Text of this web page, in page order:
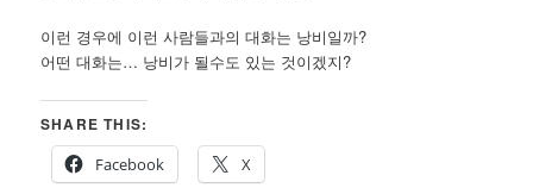
이런 경우에 이런 사람들과의 대화는 낭비일까?
어떤 대화는… 낭비가 될수도 있는 것이겠지?
SHARE THIS:
Facebook
X